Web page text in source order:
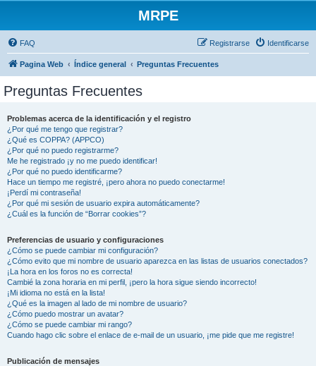
MRPE
FAQ Identificarse
Registrarse
Pagina Web Índice general Preguntas Frecuentes
Preguntas Frecuentes
Problemas acerca de la identificación y el registro
¿Por qué me tengo que registrar?
¿Qué es COPPA? (APPCO)
¿Por qué no puedo registrarme?
Me he registrado ¡y no me puedo identificar!
¿Por qué no puedo identificarme?
Hace un tiempo me registré, ¡pero ahora no puedo conectarme!
¡Perdí mi contraseña!
¿Por qué mi sesión de usuario expira automáticamente?
¿Cuál es la función de “Borrar cookies”?
Preferencias de usuario y configuraciones
¿Cómo se puede cambiar mi configuración?
¿Cómo evito que mi nombre de usuario aparezca en las listas de usuarios conectados?
¡La hora en los foros no es correcta!
Cambié la zona horaria en mi perfil, ¡pero la hora sigue siendo incorrecto!
¡Mi idioma no está en la lista!
¿Qué es la imagen al lado de mi nombre de usuario?
¿Cómo puedo mostrar un avatar?
¿Cómo se puede cambiar mi rango?
Cuando hago clic sobre el enlace de e-mail de un usuario, ¡me pide que me registre!
Publicación de mensajes